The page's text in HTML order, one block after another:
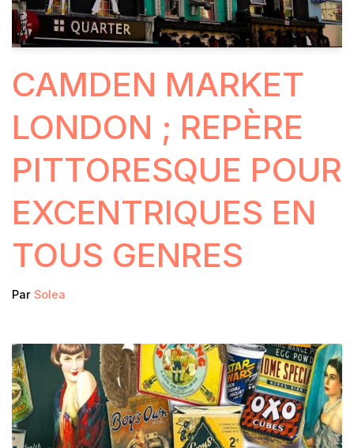
CAMDEN MARKET
LONDON ; REPÈRE
PITTORESQUE POUR
EXCENTRIQUES EN
TOUS GENRES
Par Solea